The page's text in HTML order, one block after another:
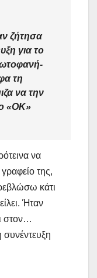
ζήτησα
για το
τη
να την
«ΟΚ»
να
της,
κάτι
Ήταν
στον…
συνέντευξη